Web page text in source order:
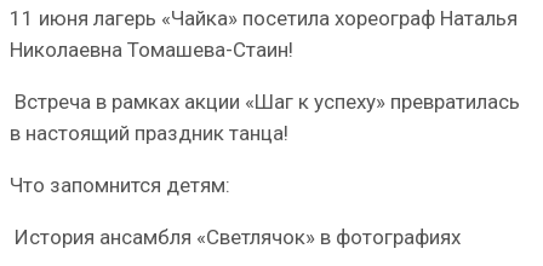
11 июня лагерь «Чайка» посетила хореограф Наталья
Николаевна Томашева-Стаин!
Встреча в рамках акции «Шаг к успеху» превратилась
в настоящий праздник танца!
Что запомнится детям:
История ансамбля «Светлячок» в фотографиях